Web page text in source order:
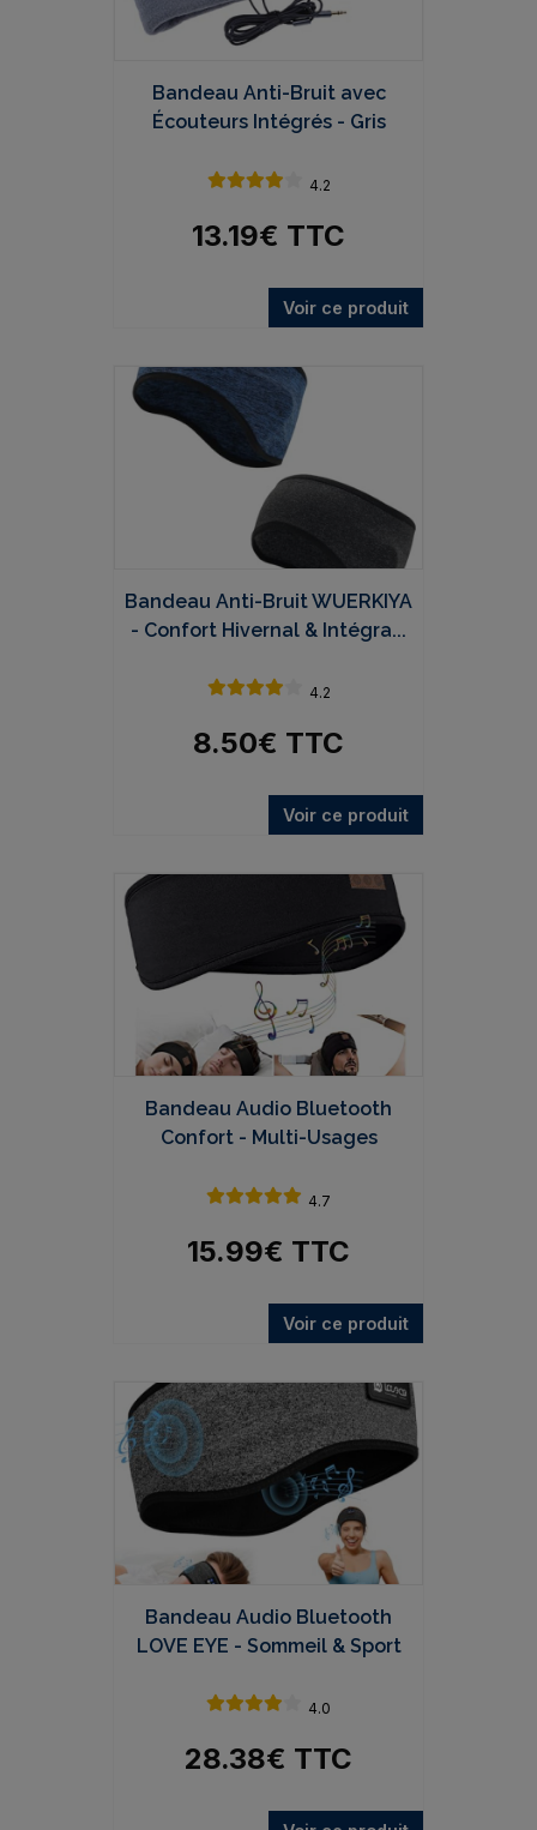
Bandeau Anti-Bruit avec
Écouteurs Intégrés - Gris
4.2
13.19€ TTC
Voir ce produit
Bandeau Anti-Bruit WUERKIYA
- Confort Hivernal & Intégra...
4.2
8.50€ TTC
Voir ce produit
Bandeau Audio Bluetooth
Confort - Multi-Usages
4.7
15.99€ TTC
Voir ce produit
Bandeau Audio Bluetooth
LOVE EYE - Sommeil & Sport
4.0
28.38€ TTC